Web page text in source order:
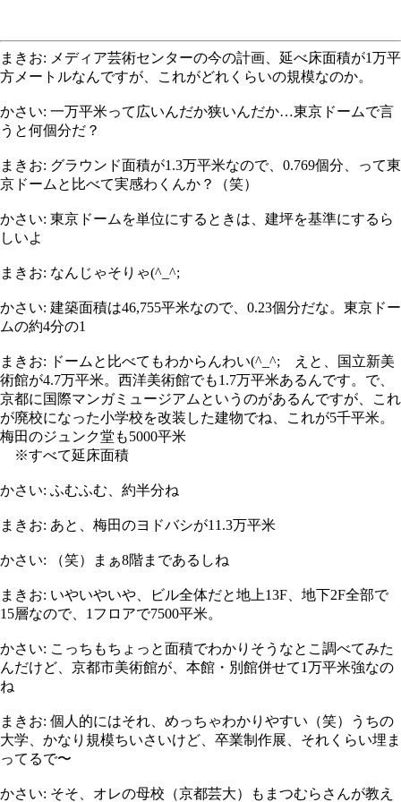
まきお: メディア芸術センターの今の計画、延べ床面積が1万平
方メートルなんですが、これがどれくらいの規模なのか。
かさい: 一万平米って広いんだか狭いんだか…東京ドームで言
うと何個分だ？
まきお: グラウンド面積が1.3万平米なので、0.769個分、って東
京ドームと比べて実感わくんか？（笑）
かさい: 東京ドームを単位にするときは、建坪を基準にするら
しいよ
まきお: なんじゃそりゃ(^_^;
かさい: 建築面積は46,755平米なので、0.23個分だな。東京ドー
ムの約4分の1
まきお: ドームと比べてもわからんわい(^_^; えと、国立新美
術館が4.7万平米。西洋美術館でも1.7万平米あるんです。で、
京都に国際マンガミュージアムというのがあるんですが、これ
が廃校になった小学校を改装した建物でね、これが5千平米。
梅田のジュンク堂も5000平米
※すべて延床面積
かさい: ふむふむ、約半分ね
まきお: あと、梅田のヨドバシが11.3万平米
かさい: （笑）まぁ8階まであるしね
まきお: いやいやいや、ビル全体だと地上13F、地下2F全部で
15層なので、1フロアで7500平米。
かさい: こっちもちょっと面積でわかりそうなとこ調べてみた
んだけど、京都市美術館が、本館・別館併せて1万平米強なの
ね
まきお: 個人的にはそれ、めっちゃわかりやすい（笑）うちの
大学、かなり規模ちいさいけど、卒業制作展、それくらい埋ま
ってるで〜
かさい: そそ、オレの母校（京都芸大）もまつむらさんが教え